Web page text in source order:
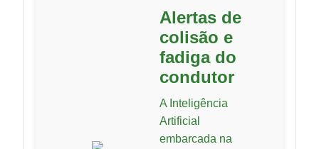
Alertas de
colisão e
fadiga do
condutor
A Inteligência
Artificial
embarcada na